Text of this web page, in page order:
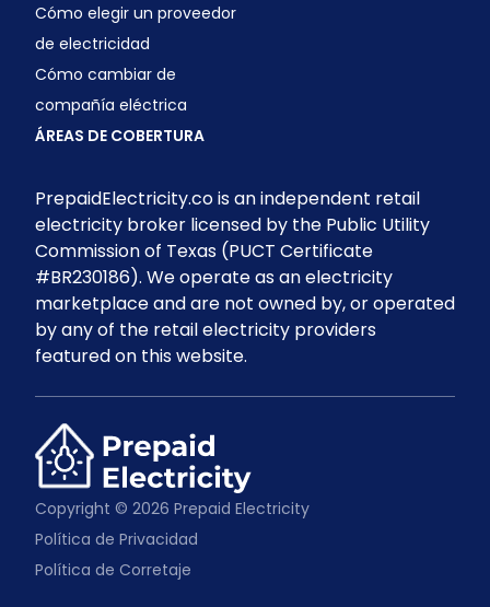
Cómo elegir un proveedor
de electricidad
Cómo cambiar de
compañía eléctrica
ÁREAS DE COBERTURA
PrepaidElectricity.co is an independent retail
electricity broker licensed by the Public Utility
Commission of Texas (PUCT Certificate
#BR230186). We operate as an electricity
marketplace and are not owned by, or operated
by any of the retail electricity providers
featured on this website.
Copyright © 2026 Prepaid Electricity
Política de Privacidad
Política de Corretaje